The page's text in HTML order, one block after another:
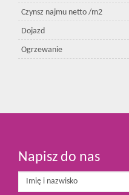
Czynsz najmu netto /m2
Dojazd
Ogrzewanie
Napisz do nas